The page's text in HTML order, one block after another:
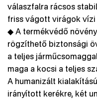
válaszfalra rácsos
friss vágott virágok
◆ A termékvédő
rögzíthető biztonsági
a teljes
maga a kocsi a teljes
A humanizált
irányított kerékre, két